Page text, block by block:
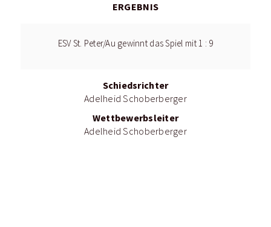
ERGEBNIS
ESV St. Peter/Au gewinnt das Spiel mit 1 : 9
Schiedsrichter
Adelheid Schoberberger
Wettbewerbsleiter
Adelheid Schoberberger